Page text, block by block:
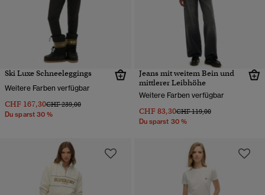
Ski Luxe Schneeleggings
Weitere Farben verfügbar
CHF 167,30Preis wurde reduziert von
CHF 239,00bis
Du sparst 30 %
Jeans mit weitem Bein und
mittlerer Leibhöhe
Weitere Farben verfügbar
CHF 83,30Preis wurde reduziert von
CHF 119,00bis
Du sparst 30 %